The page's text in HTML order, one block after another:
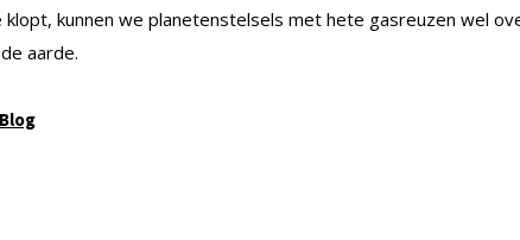
kunnen we planetenstelsels met hete gasreuzen wel
aarde.